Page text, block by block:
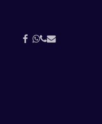
Facebook
Whatsapp
Phone
Email